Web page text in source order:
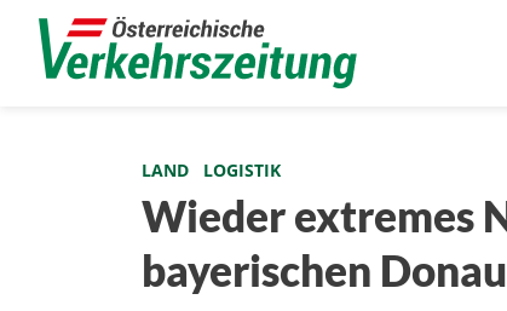
LAND LOGISTIK
Wieder extremes
bayerischen Donau